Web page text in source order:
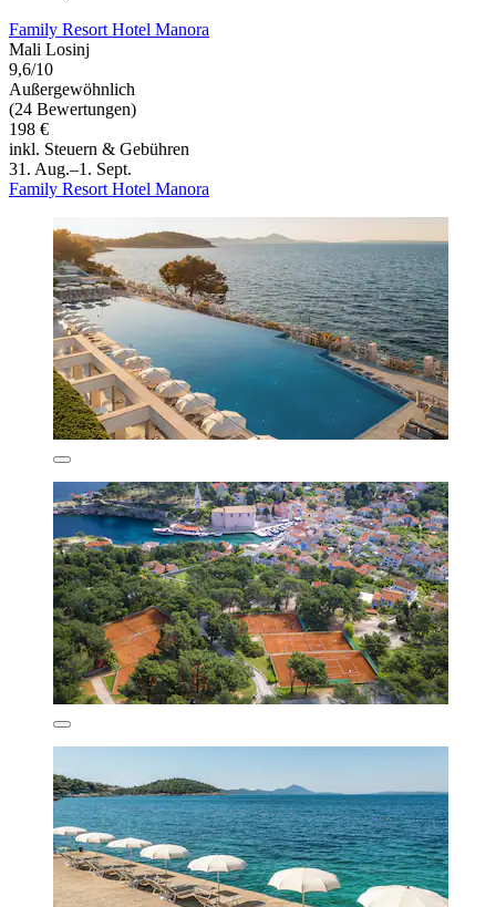
Family Resort Hotel Manora
Mali Losinj
9,6/10
Außergewöhnlich
(24 Bewertungen)
198 €
inkl. Steuern & Gebühren
31. Aug.–1. Sept.
Family Resort Hotel Manora